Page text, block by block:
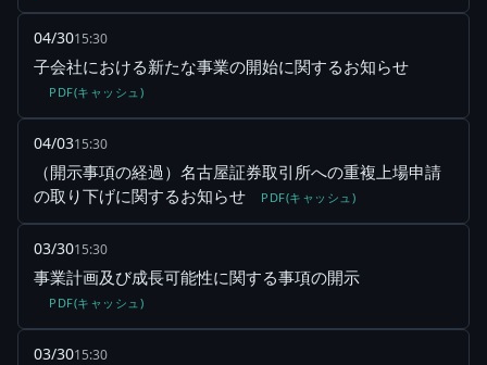
04/3015:30
子会社における新たな事業の開始に関するお知らせ
PDF(キャッシュ)
04/0315:30
（開示事項の経過）名古屋証券取引所への重複上場申請
の取り下げに関するお知らせ
PDF(キャッシュ)
03/3015:30
事業計画及び成長可能性に関する事項の開示
PDF(キャッシュ)
03/3015:30